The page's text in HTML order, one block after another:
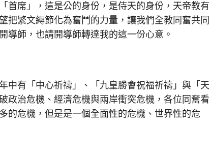
首席」，這是公的身份，是侍天的身份，天帝教有
把繁文縟節化為奮鬥的力量，讓我們全教同奮共同
導師，也請開導師轉達我的這一份心意。
有「中心祈禱」、「九皇勝會祝福祈禱」與「天
政治危機、經濟危機與兩岸衝突危機，各位同奮看
的危機，但是是一個全面性的危機、世界性的危